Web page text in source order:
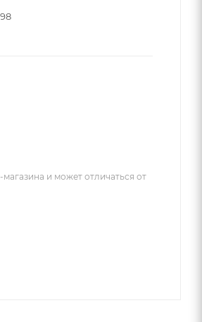
и может отличаться от